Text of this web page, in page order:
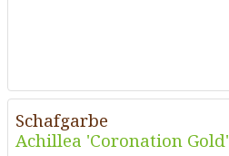
Schafgarbe
Achillea 'Coronation Gold'